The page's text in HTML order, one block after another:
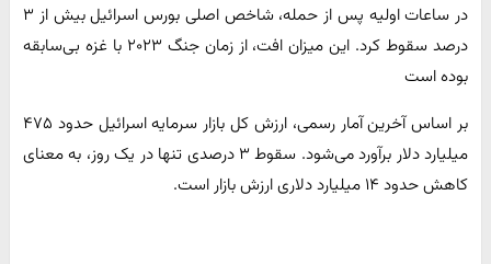
در ساعات اولیه پس از حمله، شاخص اصلی بورس اسرائیل بیش از ۳
درصد سقوط کرد. این میزان افت، از زمان جنگ ۲۰۲۳ با غزه بی‌سابقه
بوده است
بر اساس آخرین آمار رسمی، ارزش کل بازار سرمایه اسرائیل حدود ۴۷۵
میلیارد دلار برآورد می‌شود. سقوط ۳ درصدی تنها در یک روز، به معنای
کاهش حدود ۱۴ میلیارد دلاری ارزش بازار است.